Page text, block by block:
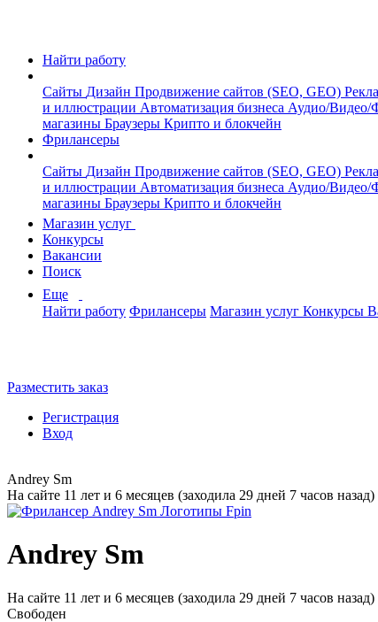
Найти работу
Сайты Дизайн Продвижение сайтов (SEO, GEO)
и иллюстрации Автоматизация бизнеса Аудио/Видео/
магазины Браузеры Крипто и блокчейн
Фрилансеры
Сайты Дизайн Продвижение сайтов (SEO, GEO)
и иллюстрации Автоматизация бизнеса Аудио/Видео/
магазины Браузеры Крипто и блокчейн
Магазин услуг
Конкурсы
Вакансии
Поиск
Еще
Найти работу Фрилансеры Магазин услуг Конкурсы
Разместить заказ
Регистрация
Вход
Andrey Sm
На сайте 11 лет и 6 месяцев (заходила 29 дней 7 часов назад)
Andrey Sm
На сайте 11 лет и 6 месяцев (заходила 29 дней 7 часов назад)
Свободен